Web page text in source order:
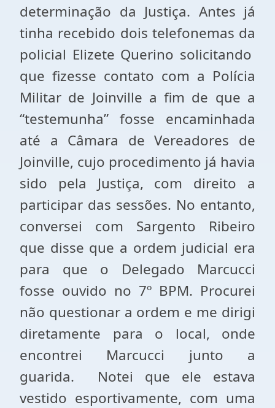
determinação da Justiça. Antes já
tinha recebido dois telefonemas da
policial Elizete Querino solicitando
que fizesse contato com a Polícia
Militar de Joinville a fim de que a
“testemunha” fosse encaminhada
até a Câmara de Vereadores de
Joinville, cujo procedimento já havia
sido pela Justiça, com direito a
participar das sessões. No entanto,
conversei com Sargento Ribeiro
que disse que a ordem judicial era
para que o Delegado Marcucci
fosse ouvido no 7º BPM. Procurei
não questionar a ordem e me dirigi
diretamente para o local, onde
encontrei Marcucci junto a
guarida. Notei que ele estava
vestido esportivamente, com uma